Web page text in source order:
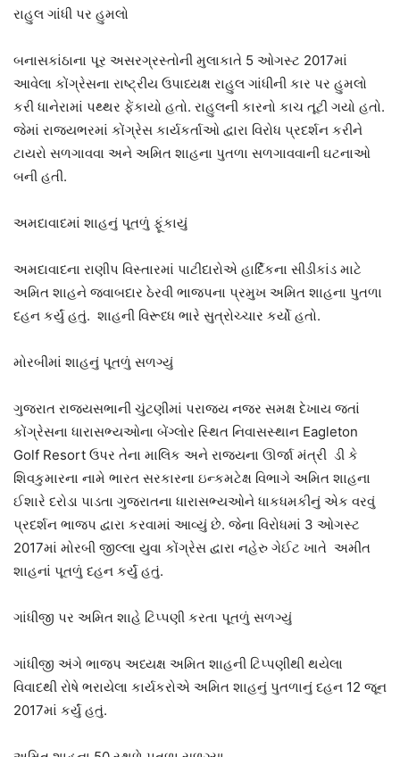
રાહુલ ગાંધી પર હુમલો
બનાસકાંઠાના પૂર અસરગ્રસ્તોની મુલાકાતે 5 ઓગસ્ટ 2017માં
આવેલા કોંગ્રેસના રાષ્ટ્રીય ઉપાધ્યક્ષ રાહુલ ગાંધીની કાર પર હુમલો
કરી ધાનેરામાં પથ્થર ફેંકાયો હતો. રાહુલની કારનો કાચ તૂટી ગયો હતો.
જેમાં રાજ્યભરમાં કોંગ્રેસ કાર્યકર્તાઓ દ્વારા વિરોધ પ્રદર્શન કરીને
ટાયરો સળગાવવા અને અમિત શાહના પુતળા સળગાવવાની ઘટનાઓ
બની હતી.
અમદાવાદમાં શાહનું પૂતળું ફૂંકાયું
અમદાવાદના રાણીપ વિસ્તારમાં પાટીદારોએ હાર્દિકના સીડીકાંડ માટે
અમિત શાહને જવાબદાર ઠેરવી ભાજપના પ્રમુખ અમિત શાહના પુતળા
દહન કર્યું હતું. શાહની વિરૂધ્ધ ભારે સુત્રોચ્ચાર કર્યો હતો.
મોરબીમાં શાહનું પૂતળું સળગ્યું
ગુજરાત રાજ્યસભાની ચુંટણીમાં પરાજય નજર સમક્ષ દેખાય જતાં
કોંગ્રેસના ધારાસભ્યઓના બેંગ્લોર સ્થિત નિવાસસ્થાન Eagleton
Golf Resort ઉપર તેના માલિક અને રાજ્યના ઊર્જા મંત્રી ડી કે
શિવકુમારના નામે ભારત સરકારના ઇન્કમટેક્ષ વિભાગે અમિત શાહના
ઈશારે દરોડા પાડતા ગુજરાતના ધારાસભ્યઓને ધાકધમકીનું એક વરવું
પ્રદર્શન ભાજપ દ્વારા કરવામાં આવ્યું છે. જેના વિરોધમાં 3 ઓગસ્ટ
2017માં મોરબી જીલ્લા યુવા કોંગ્રેસ દ્વારા નહેરુ ગેઈટ ખાતે અમીત
શાહનાં પૂતળું દહન કર્યું હતું.
ગાંધીજી પર અમિત શાહે ટિપ્પણી કરતા પૂતળું સળગ્યું
ગાંધીજી અંગે ભાજપ અધ્યક્ષ અમિત શાહની ટિપ્પણીથી થયેલા
વિવાદથી રોષે ભરાયેલા કાર્યકરોએ અમિત શાહનું પુતળાનું દહન 12 જૂન
2017માં કર્યું હતું.